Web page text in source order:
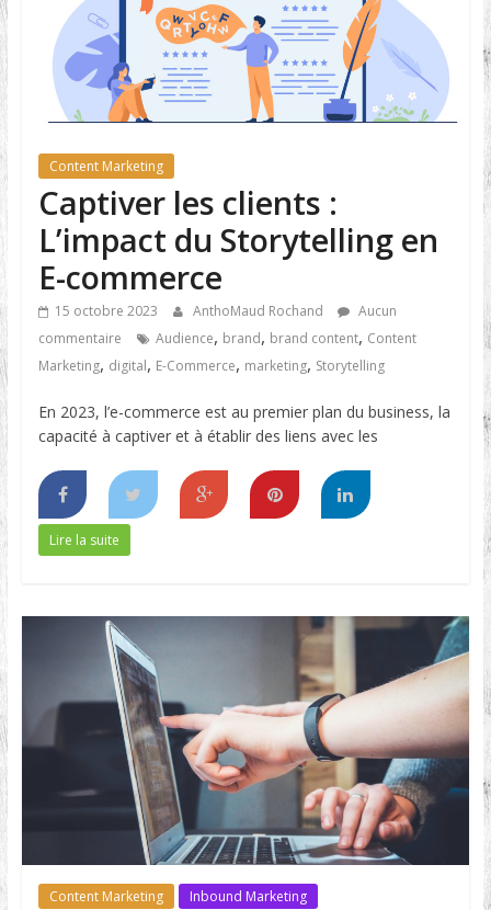
Content Marketing
Captiver les clients :
L’impact du Storytelling en
E-commerce
15 octobre 2023 AnthoMaud Rochand
Aucun
commentaire
Audience, brand, brand content, Content
Marketing, digital, E-Commerce, marketing, Storytelling
En 2023, l’e-commerce est au premier plan du business, la
capacité à captiver et à établir des liens avec les
Lire la suite
Content Marketing Inbound Marketing